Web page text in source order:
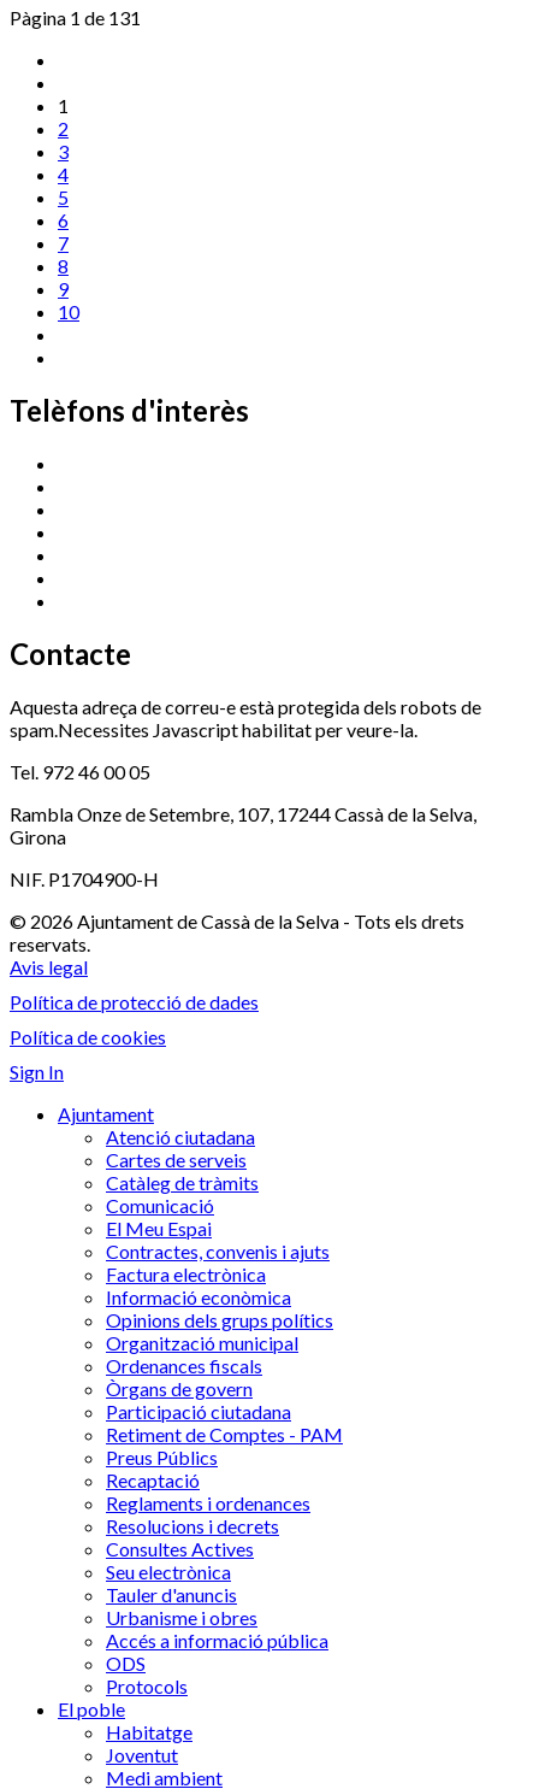
Pàgina 1 de 131
1
2
3
4
5
6
7
8
9
10
Telèfons d'interès
Contacte
Aquesta adreça de correu-e està protegida dels robots de
spam.Necessites Javascript habilitat per veure-la.
Tel. 972 46 00 05
Rambla Onze de Setembre, 107, 17244 Cassà de la Selva,
Girona
NIF. P1704900-H
© 2026 Ajuntament de Cassà de la Selva - Tots els drets
reservats.
Avis legal
Política de protecció de dades
Política de cookies
Sign In
Ajuntament
Atenció ciutadana
Cartes de serveis
Catàleg de tràmits
Comunicació
El Meu Espai
Contractes, convenis i ajuts
Factura electrònica
Informació econòmica
Opinions dels grups polítics
Organització municipal
Ordenances fiscals
Òrgans de govern
Participació ciutadana
Retiment de Comptes - PAM
Preus Públics
Recaptació
Reglaments i ordenances
Resolucions i decrets
Consultes Actives
Seu electrònica
Tauler d'anuncis
Urbanisme i obres
Accés a informació pública
ODS
Protocols
El poble
Habitatge
Joventut
Medi ambient